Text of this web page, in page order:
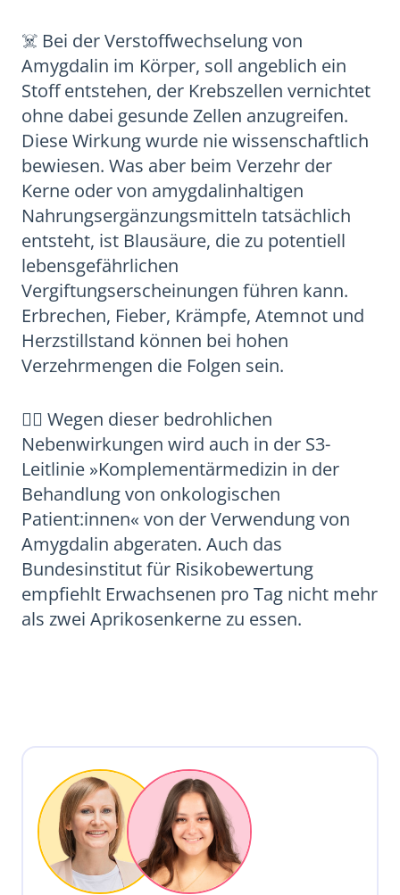
☠️ Bei der Verstoffwechselung von
Amygdalin im Körper, soll angeblich ein
Stoff entstehen, der Krebszellen vernichtet
ohne dabei gesunde Zellen anzugreifen.
Diese Wirkung wurde nie wissenschaftlich
bewiesen. Was aber beim Verzehr der
Kerne oder von amygdalinhaltigen
Nahrungsergänzungsmitteln tatsächlich
entsteht, ist Blausäure, die zu potentiell
lebensgefährlichen
Vergiftungserscheinungen führen kann.
Erbrechen, Fieber, Krämpfe, Atemnot und
Herzstillstand können bei hohen
Verzehrmengen die Folgen sein.
🖐🏻 Wegen dieser bedrohlichen
Nebenwirkungen wird auch in der S3-
Leitlinie »Komplementärmedizin in der
Behandlung von onkologischen
Patient:innen« von der Verwendung von
Amygdalin abgeraten. Auch das
Bundesinstitut für Risikobewertung
empfiehlt Erwachsenen pro Tag nicht mehr
als zwei Aprikosenkerne zu essen.